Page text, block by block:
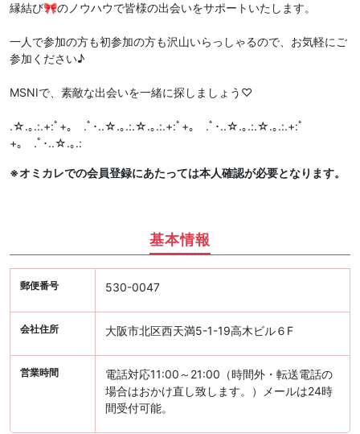
縁結び🎀のノウハウで皆様の出会いをサポートいたします。
一人で参加の方も初参加の方も沢山いらっしゃるので、お気軽にご
参加ください♪
MSNIで、素敵な出会いを一緒に探しましょう♡
.☆.｡.:.+:ﾟ+｡ .ﾟ･..☆.｡.:.☆.｡.:.+:ﾟ+｡ .ﾟ･..☆.｡.:.☆.｡.:.+:ﾟ
+｡ .ﾟ･..☆.｡.:
※オミカレでの会員登録にあたっては本人確認が必要となります。
基本情報
郵便番号 530-0047
会社住所 大阪市北区西天満5-1-19高木ビル６F
営業時間
電話対応11:00～21:00（時間外・転送電話の
場合はおかけ直し致します。）メールは24時
間受付可能。